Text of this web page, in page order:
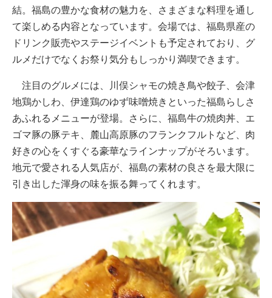
結。福島の豊かな食材の魅力を、さまざまな料理を通し
て楽しめる内容となっています。会場では、福島県産の
ドリンク販売やステージイベントも予定されており、グ
ルメだけでなくお祭り気分もしっかり満喫できます。
注目のグルメには、川俣シャモの焼き鳥や餃子、会津
地鶏かしわ、伊達鶏のゆず味噌焼きといった福島らしさ
あふれるメニューが登場。さらに、福島牛の焼肉丼、エ
ゴマ豚の豚テキ、麓山高原豚のフランクフルトなど、肉
好きの心をくすぐる豪華なラインナップがそろいます。
地元で愛される人気店が、福島の素材の良さを最大限に
引き出した渾身の味を振る舞ってくれます。